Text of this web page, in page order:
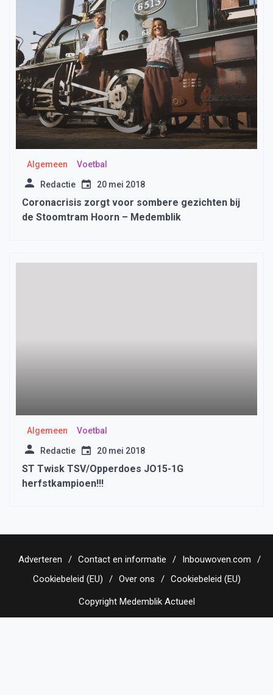
Algemeen Voetbal
Redactie 20 mei 2018
Coronacrisis zorgt voor sombere gezichten bij
de Stoomtram Hoorn – Medemblik
Algemeen Voetbal
Redactie 20 mei 2018
ST Twisk TSV/Opperdoes JO15-1G
herfstkampioen!!!
Adverteren Contact en informatie
Inbouwoven.com
Cookiebeleid (EU)
Over ons Cookiebeleid (EU)
Copyright Medemblik Actueel